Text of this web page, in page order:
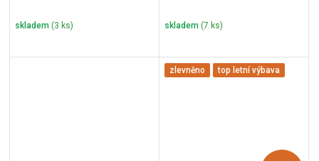
skladem (3 ks) skladem (7 ks)
zlevněno top letní výbava